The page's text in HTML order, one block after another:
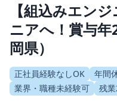
【組込みエン
ニアへ！賞与
岡県）
正社員経験なしOK 年間
業界・職種未経験可
残